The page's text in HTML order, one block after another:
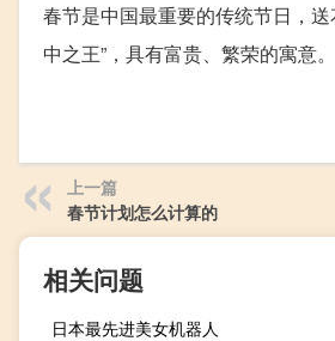
春节是中国最重要的传统节日，
中之王”，具有富贵、繁荣的寓意。
上一篇
春节计划怎么计算的
相关问题
日本最先进美女机器人